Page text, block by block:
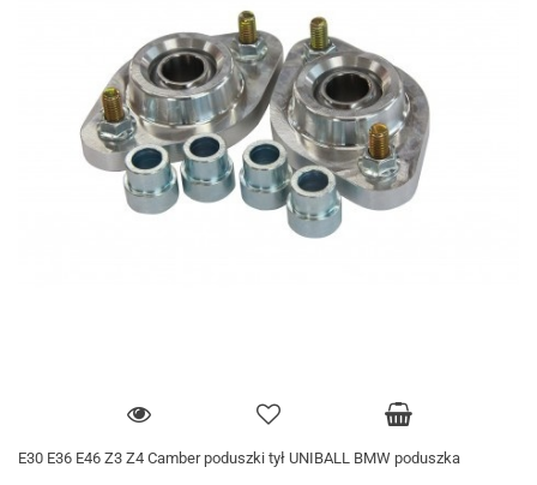
E30 E36 E46 Z3 Z4 Camber poduszki tył UNIBALL BMW poduszka